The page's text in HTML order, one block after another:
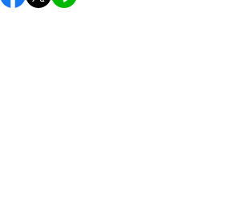
し上がりください。